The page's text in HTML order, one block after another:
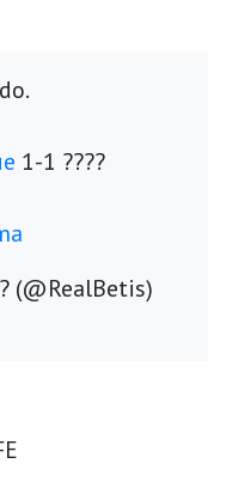
1-1 ????
(@RealBetis)